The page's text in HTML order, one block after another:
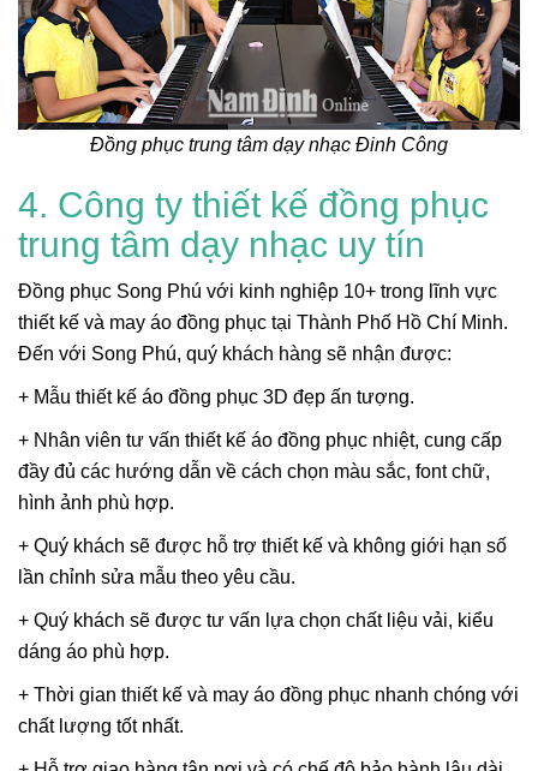
Đồng phục trung tâm dạy nhạc Đinh Công
4. Công ty thiết kế đồng phục
trung tâm dạy nhạc uy tín
Đồng phục Song Phú với kinh nghiệp 10+ trong lĩnh vực
thiết kế và may áo đồng phục tại Thành Phố Hồ Chí Minh.
Đến với Song Phú, quý khách hàng sẽ nhận được:
+ Mẫu thiết kế áo đồng phục 3D đẹp ấn tượng.
+ Nhân viên tư vấn thiết kế áo đồng phục nhiệt, cung cấp
đầy đủ các hướng dẫn về cách chọn màu sắc, font chữ,
hình ảnh phù hợp.
+ Quý khách sẽ được hỗ trợ thiết kế và không giới hạn số
lần chỉnh sửa mẫu theo yêu cầu.
+ Quý khách sẽ được tư vấn lựa chọn chất liệu vải, kiểu
dáng áo phù hợp.
+ Thời gian thiết kế và may áo đồng phục nhanh chóng với
chất lượng tốt nhất.